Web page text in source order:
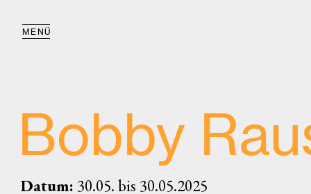
MENÜ
Bobby
Datum: 30.05. bis 30.05.2025